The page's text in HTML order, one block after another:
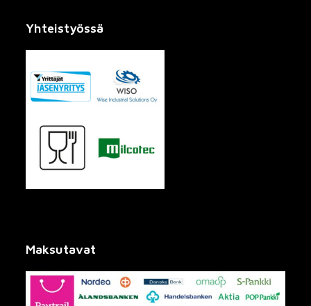
Yhteistyössä
Maksutavat